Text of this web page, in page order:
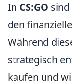
In CS:GO sind
den
Während
strategisch
kaufen und